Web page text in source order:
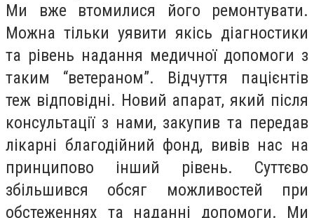
Ми вже втомилися його ремонтувати.
Можна тільки уявити якісь діагностики
та рівень надання медичної допомоги з
таким “ветераном”. Відчуття пацієнтів
теж відповідні. Новий апарат, який після
консультації з нами, закупив та передав
лікарні благодійний фонд, вивів нас на
принципово інший рівень. Суттєво
збільшився обсяг можливостей при
обстеженнях та наданні допомоги. Ми